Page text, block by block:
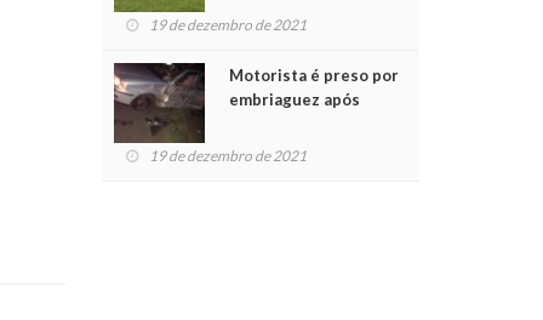
crianças no Natal
19 de dezembro de 2021
Motorista é preso por
embriaguez após
feridos
19 de dezembro de 2021